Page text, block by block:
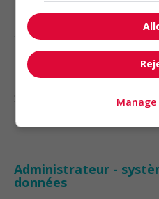
Technologies et médias
Gestionnaire – ti
Saint-Laurent
Technologies et médias
Administrateur -
données